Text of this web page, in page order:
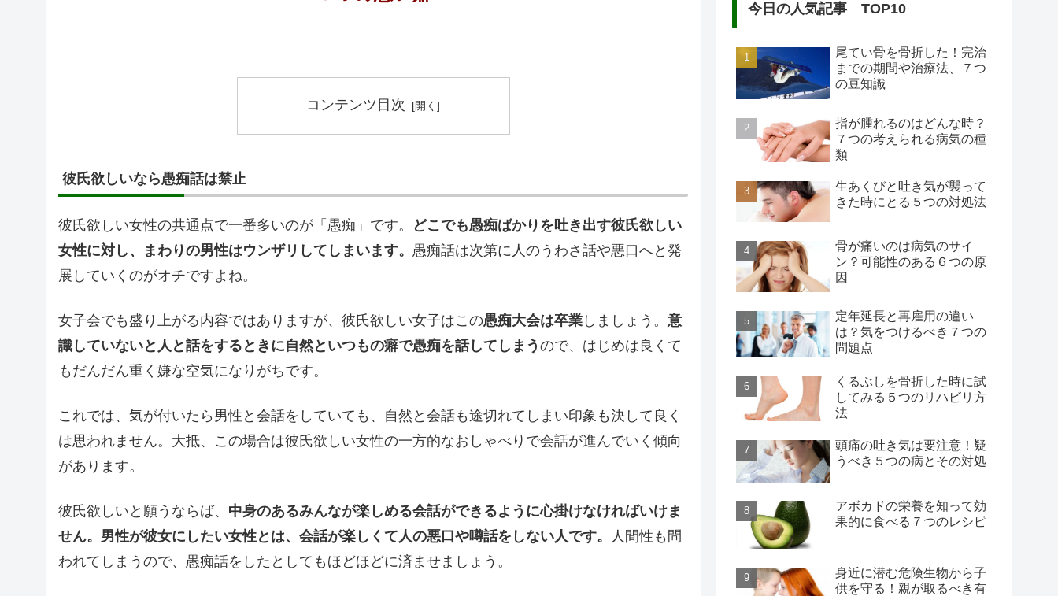
コンテンツ目次
彼氏欲しいなら愚痴話は禁止
彼氏欲しい女性の共通点で一番多いのが「愚痴」です。
どこでも愚痴ばかりを吐き出す彼氏欲しい
女性に対し、まわりの男性はウンザリしてしまいます。 愚痴話は次第に人のうわさ話や悪口へと発
展していくのがオチですよね。
女子会でも盛り上がる内容ではありますが、彼氏欲しい女子はこの愚痴大会は卒業 しましょう。 意
識していないと人と話をするときに自然といつもの癖で愚痴を話してしまう ので、はじめは良くて
もだんだん重く嫌な空気になりがちです。
これでは、気が付いたら男性と会話をしていても、自然と会話も途切れてしまい印象も決して良く
は思われません。大抵、この場合は彼氏欲しい女性の一方的なおしゃべりで会話が進んでいく傾向
があります。
彼氏欲しいと願うならば、 中身のあるみんなが楽しめる会話ができるように心掛けなければいけま
せん。男性が彼女にしたい女性とは、会話が楽しくて人の悪口や噂話をしない人です。
人間性も問
われてしまうので、愚痴話をしたとしてもほどほどに済ませましょう。
今日の人気記事 TOP10
尾てい骨を骨折した！完治
までの期間や治療法、７つ
の豆知識
指が腫れるのはどんな時？
７つの考えられる病気の種
類
生あくびと吐き気が襲って
きた時にとる５つの対処法
骨が痛いのは病気のサイ
ン？可能性のある６つの原
因
定年延長と再雇用の違い
は？気をつけるべき７つの
問題点
くるぶしを骨折した時に試
してみる５つのリハビリ方
法
頭痛の吐き気は要注意！疑
うべき５つの病とその対処
アボカドの栄養を知って効
果的に食べる７つのレシピ
身近に潜む危険生物から子
供を守る！親が取るべき有